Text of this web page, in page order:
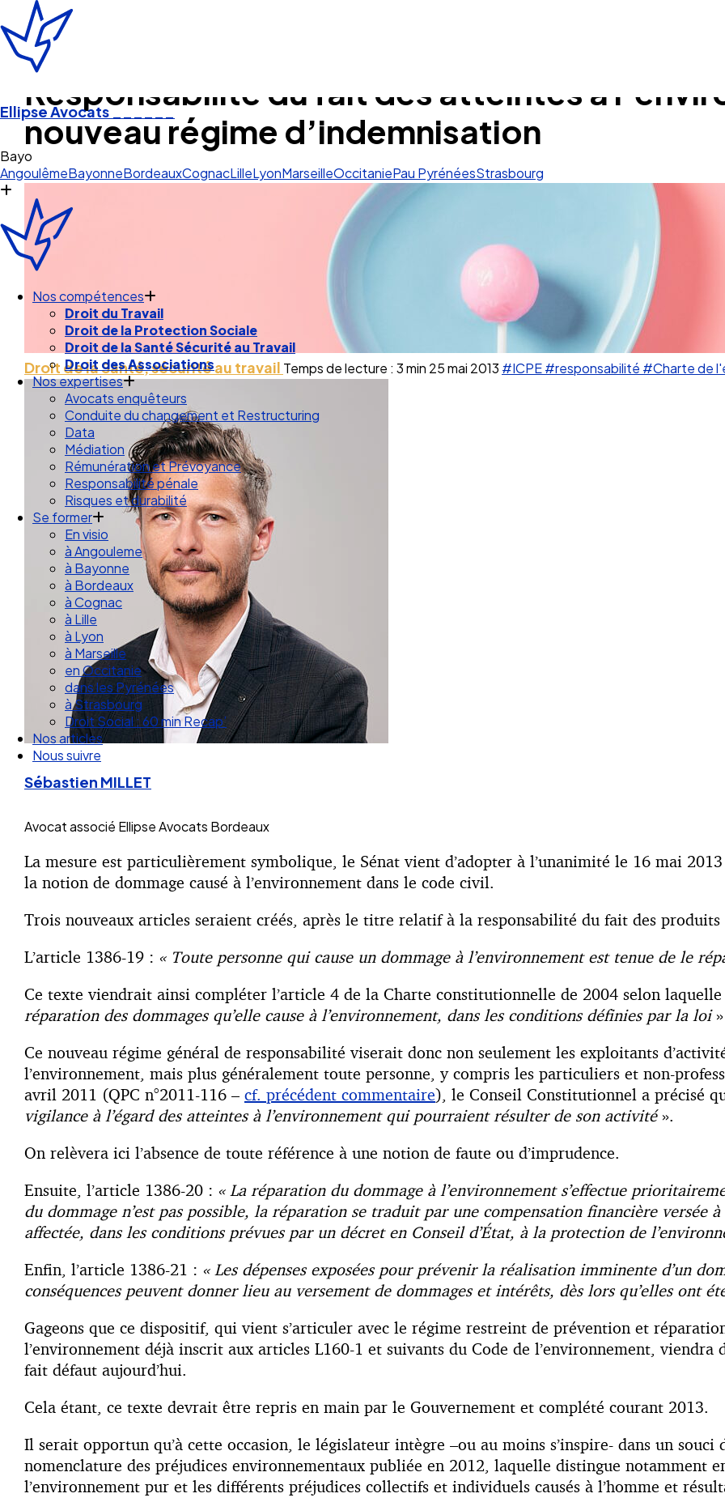
Ellipse Avocats______
Pau
AngoulêmeBayonneBordeauxCognacLilleLyonMarseilleOccitaniePau PyrénéesStrasbourg
Nos compétences
Droit du Travail
Droit de la Protection Sociale
Droit de la Santé Sécurité au Travail
Droit des Associations
Nos expertises
Avocats enquêteurs
Conduite du changement et Restructuring
Data
Médiation
Rémunération et Prévoyance
Responsabilité pénale
Risques et durabilité
Se former
En visio
à Angouleme
à Bayonne
à Bordeaux
à Cognac
à Lille
à Lyon
à Marseille
en Occitanie
dans les Pyrénées
à Strasbourg
Droit Social : 60 min Recap’
Nos articles
Nous suivre
Responsabilité du fait des atteintes à
nouveau régime d’indemnisation
Droit de la Santé, sécurité au travail Temps de lecture : 3 min 25 mai 2013 #ICPE#responsabilité #Charte de
Sébastien MILLET
Avocat associé Ellipse Avocats Bordeaux
La mesure est particulièrement symbolique, le Sénat vient d’adopter à l’unanimité le 16 mai
la notion de dommage causé à l’environnement dans le code civil.
Trois nouveaux articles seraient créés, après le titre relatif à la responsabilité du fait des produits
L’article 1386-19 : « Toute personne qui cause un dommage à l’environnement est tenue de le
Ce texte viendrait ainsi compléter l’article 4 de la Charte constitutionnelle de 2004 selon laquelle
réparation des dommages qu’elle cause à l’environnement, dans les conditions définies par la loi»
Ce nouveau régime général de responsabilité viserait donc non seulement les exploitants
l’environnement, mais plus généralement toute personne, y compris les particuliers et non-
avril 2011 (QPC n°2011-116 – cf. précédent commentaire), le Conseil Constitutionnel a précisé
vigilance à l’égard des atteintes à l’environnement qui pourraient résulter de son activité».
On relèvera ici l’absence de toute référence à une notion de faute ou d’imprudence.
Ensuite, l’article 1386-20 : « La réparation du dommage à l’environnement s’effectue
du dommage n’est pas possible, la réparation se traduit par une compensation financière versée
affectée, dans les conditions prévues par un décret en Conseil d’État, à la protection de
Enfin, l’article 1386-21 : « Les dépenses exposées pour prévenir la réalisation imminente d’un
conséquences peuvent donner lieu au versement de dommages et intérêts, dès lors qu’elles ont
Gageons que ce dispositif, qui vient s’articuler avec le régime restreint de prévention et
l’environnement déjà inscrit aux articles L160-1 et suivants du Code de l’environnement,
fait défaut aujourd’hui.
Cela étant, ce texte devrait être repris en main par le Gouvernement et complété courant 2013.
Il serait opportun qu’à cette occasion, le législateur intègre –ou au moins s’inspire- dans un souci
nomenclature des préjudices environnementaux publiée en 2012, laquelle distingue notamment
l’environnement pur et les différents préjudices collectifs et individuels causés à l’homme et